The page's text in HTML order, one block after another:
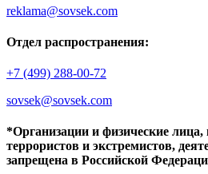
reklama@sovsek.com
Отдел распространения:
+7 (499) 288-00-72
sovsek@sovsek.com
*Организации и физические лица,
террористов и экстремистов,
запрещена в Российской